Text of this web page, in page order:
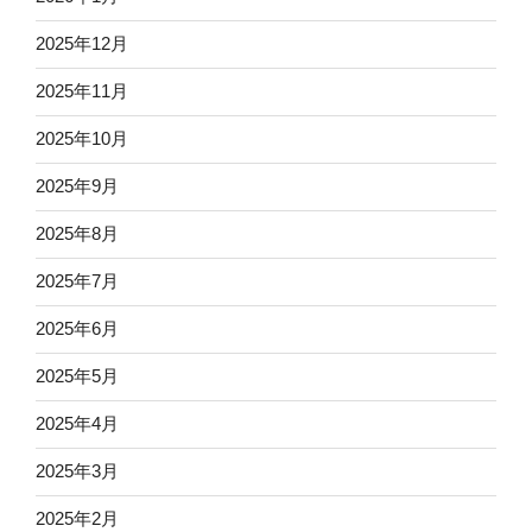
2025年12月
2025年11月
2025年10月
2025年9月
2025年8月
2025年7月
2025年6月
2025年5月
2025年4月
2025年3月
2025年2月